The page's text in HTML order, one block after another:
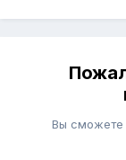
Вы сможете